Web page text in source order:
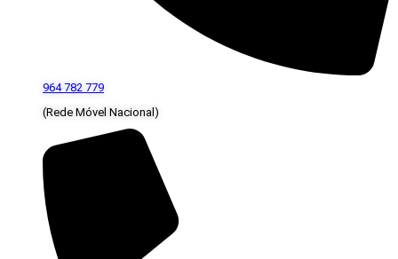
964 782 779
(Rede Móvel Nacional)